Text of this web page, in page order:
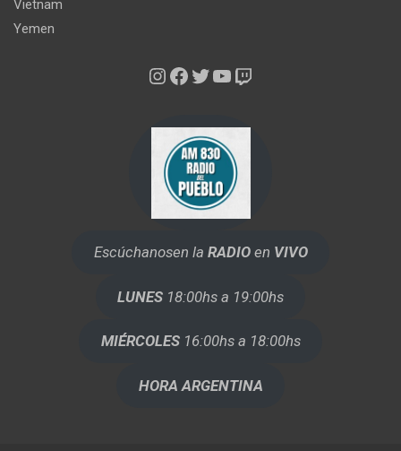
Vietnam
Yemen
Instagram
Facebook
Twitter
YouTube
Twitch
Escúchanosen la RADIOen VIVO
LUNES 18:00hs a 19:00hs
MIÉRCOLES16:00hs a 18:00hs
HORA ARGENTINA